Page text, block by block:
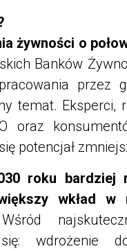
żywności o
Banków
przez
temat. Eksperci,
oraz
potencjał
roku bardziej
wkład
wdrożenie